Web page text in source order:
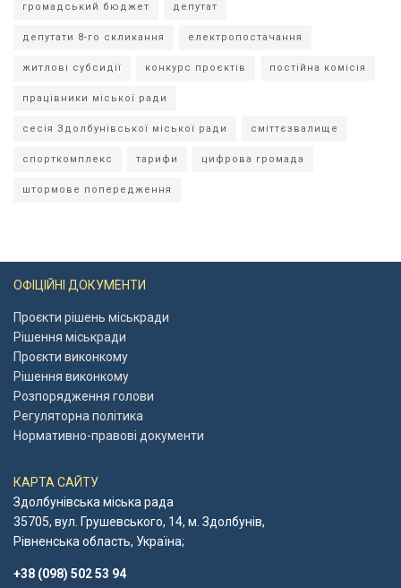
громадський бюджет депутат
депутати 8-го скликання електропостачання
житлові субсидії конкурс проєктів постійна комісія
працівники міської ради
сесія Здолбунівської міської ради сміттєзвалище
спорткомплекс тарифи цифрова громада
штормове попередження
ОФІЦІЙНІ ДОКУМЕНТИ
Проєкти рішень міськради
Рішення міськради
Проєкти виконкому
Рішення виконкому
Розпорядження голови
Регуляторна політика
Нормативно-правові документи
КАРТА САЙТУ
Здолбунівська міська рада
35705, вул. Грушевського, 14, м. Здолбунів,
Рівненська область, Україна;
+38 (098) 502 53 94